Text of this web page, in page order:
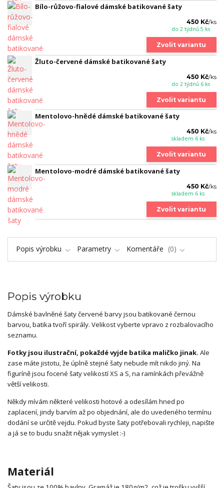
Bílo-růžovo-fialové dámské batikované šaty
450 Kč/ks
do 2 týdnů 5 ks
Zvolit variantu
Žluto-červené dámské batikované šaty
450 Kč/ks
do 2 týdnů 6 ks
Zvolit variantu
Mentolovo-hnědé dámské batikované šaty
450 Kč/ks
skladem 6 ks
Zvolit variantu
Mentolovo-modré dámské batikované šaty
450 Kč/ks
skladem 6 ks
Zvolit variantu
Popis výrobku Parametry Komentáře 0
Popis výrobku
Dámské bavlněné šaty červené barvy jsou batikované černou
barvou, batika tvoří spirály. Velikost vyberte vpravo z rozbalovacího
seznamu.
Fotky jsou ilustrační, pokaždé vyjde batika maličko jinak. Ale
zase máte jistotu, že úplně stejné šaty nebude mít nikdo jiný. Na
figuríně jsou focené šaty velikostí XS a S, na ramínkách převážně
větší velikosti.
Někdy mívám některé velikosti hotové a odesílám hned po
zaplacení, jindy barvím až po objednání, ale do uvedeného termínu
dodání se určitě vejdu. Pokud byste šaty potřebovali rychleji, napište
a já se to budu snažit nějak vymyslet :-)
Materiál